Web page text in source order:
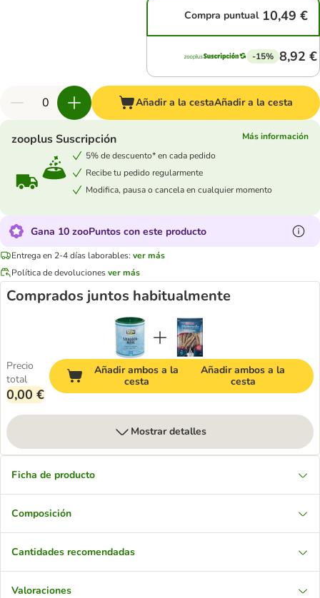
Compra puntual 10,49 €
-15% 8,92 €
Añadir a la cestaAñadir a la cesta
zooplus Suscripción
Más información
5% de descuento* en cada pedido
Recibe tu pedido regularmente
Modifica, pausa o cancela en cualquier momento
Gana 10 zooPuntos con este producto
Entrega en 2-4 días laborables: ver más
Política de devolucionesver más
Comprados juntos habitualmente
Precio
total
0,00 €
Añadir ambos a la
cesta
Añadir ambos a la
cesta
Mostrar detalles
Ficha de producto
Composición
Cantidades recomendadas
Valoraciones